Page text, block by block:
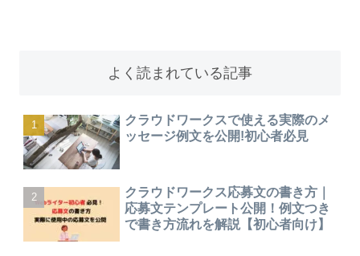
よく読まれている記事
クラウドワークスで使える実際のメ
ッセージ例文を公開!初心者必見
クラウドワークス応募文の書き方｜
応募文テンプレート公開！例文つき
で書き方流れを解説【初心者向け】